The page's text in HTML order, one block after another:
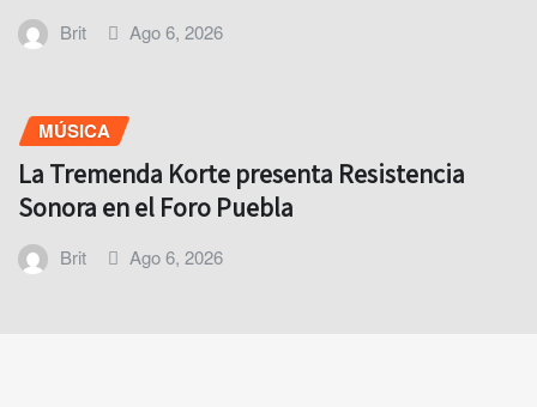
Brit Ago 6, 2026
MÚSICA
La Tremenda Korte presenta Resistencia
Sonora en el Foro Puebla
Brit Ago 6, 2026